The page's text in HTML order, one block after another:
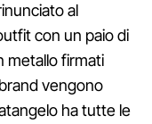
al
con un paio di
metallo firmati
vengono
ha tutte le